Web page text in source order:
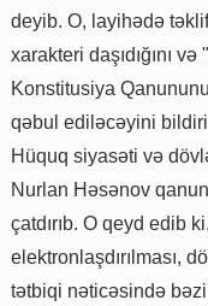
deyib. O, layihədə
xarakteri daşıdığını
Konstitusiya
qəbul ediləcəyini
Hüquq siyasəti və
Nurlan Həsənov
çatdırıb. O qeyd edib
elektronlaşdırılması,
tətbiqi nəticəsində